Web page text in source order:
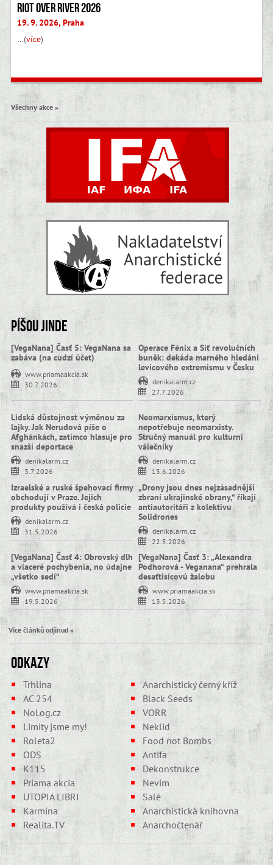
Riot Over River 2026
19. 9. 2026, Praha
…(více)
Všechny akce »
Píšou jinde
[VegaNana] Časť 5: VegaNana sa
zabáva (na cudzí účet)
www.priamaakcia.sk
30.7.2026
Operace Fénix a Síť revolučních
buněk: dekáda marného hledání
levicového extremismu v Česku
denikalarm.cz
27.7.2026
Lidská důstojnost výměnou za
lajky. Jak Nerudová píše o
Afghánkách, zatímco hlasuje pro
snazší deportace
denikalarm.cz
3.7.2026
Neomarxismus, který
nepotřebuje neomarxisty.
Stručný manuál pro kulturní
válečníky
denikalarm.cz
13.6.2026
Izraelské a ruské špehovací firmy
obchodují v Praze. Jejich
produkty používá i česká policie
denikalarm.cz
31.5.2026
„Drony jsou dnes nejzásadnější
zbraní ukrajinské obrany,“ říkají
antiautoritáři z kolektivu
Solidrones
denikalarm.cz
22.5.2026
[VegaNana] Časť 4: Obrovský dlh
a viaceré pochybenia, no údajne
„všetko sedí“
www.priamaakcia.sk
19.5.2026
[VegaNana] Časť 3: „Alexandra
Podhorová - Veganana“ prehrala
desaťtisícovú žalobu
www.priamaakcia.sk
13.5.2026
Více článků odjinud »
Odkazy
Trhlina
Anarchistický černý kříž
AC 254
Black Seeds
NoLog.cz
VORR
Limity jsme my!
Neklid
Roleta2
Food not Bombs
ODS
Antifa
K115
Dekonstrukce
Priama akcia
Nevim
UTOPIA LIBRI
Salé
Karmína
Anarchistická knihovna
Realita.TV
Anarchočtenář